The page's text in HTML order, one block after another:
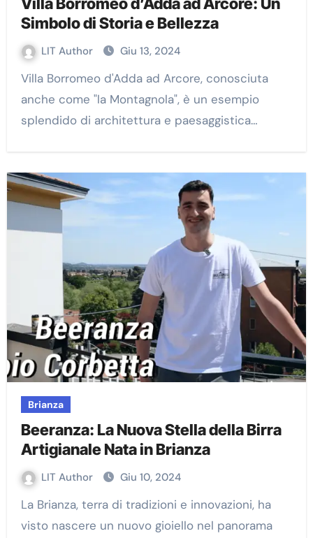
Simbolo di Storia e Bellezza
LIT Author Giu 13, 2024
Villa Borromeo d'Adda ad Arcore, conosciuta
anche come "la Montagnola", è un esempio
splendido di architettura e paesaggistica…
Brianza
Beeranza: La Nuova Stella della Birra
Artigianale Nata in Brianza
LIT Author Giu 10, 2024
La Brianza, terra di tradizioni e innovazioni, ha
visto nascere un nuovo gioiello nel panorama